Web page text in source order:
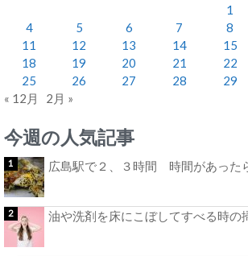
1
4
5 6 7 8
11
12 13 14 15
18
19 20 21 22
25
26 27 28 29
« 12月
2月 »
今週の人気記事
広島駅で２、３時間 時間があった
油や洗剤を床にこぼしてすべる時の